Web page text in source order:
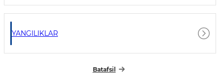
YANGILIKLAR
Batafsil